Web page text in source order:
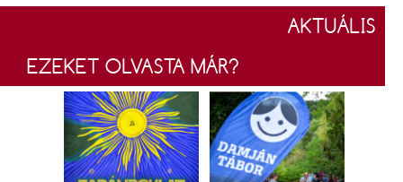
AKTUÁLIS
EZEKET OLVASTA MÁR?